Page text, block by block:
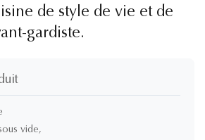
de style de vie et de
gardiste.
vide,